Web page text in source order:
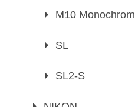
M10 Monochrom
SL
SL2-S